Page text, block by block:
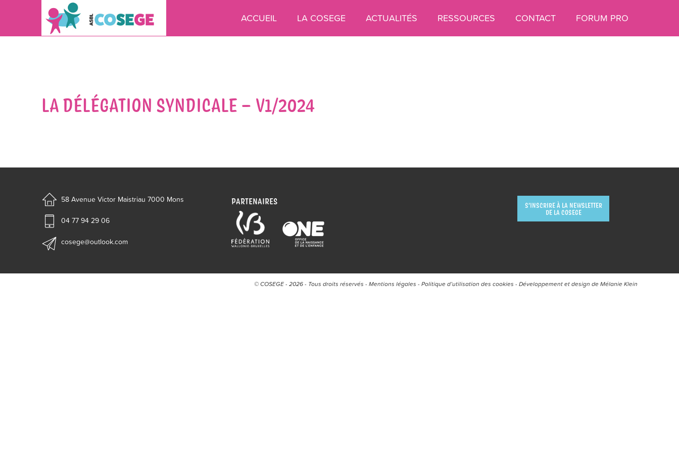
ACCUEIL LA COSEGE ACTUALITÉS RESSOURCES CONTACT FORUM PRO
LA DÉLÉGATION SYNDICALE – V1/2024
58 Avenue Victor Maistriau7000 Mons
04 77 94 29 06
cosege@outlook.com
PARTENAIRES S’INSCRIRE À LA NEWSLETTER
DE LA COSEGE
© COSEGE - 2026 - Tous droits réservés - Mentions légales - Politique d’utilisation des cookies - Développement et design deMélanie Klein